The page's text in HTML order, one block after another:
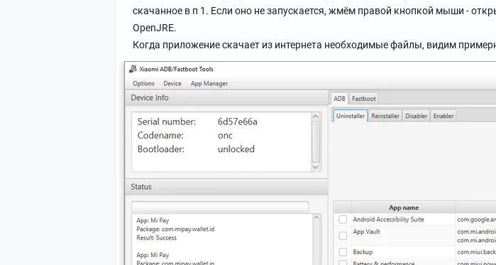
скачанное в п 1. Если оно не запускается, жмём правой кнопкой мыши -
OpenJRE.
Когда приложение скачает из интернета необходимые файлы, видим